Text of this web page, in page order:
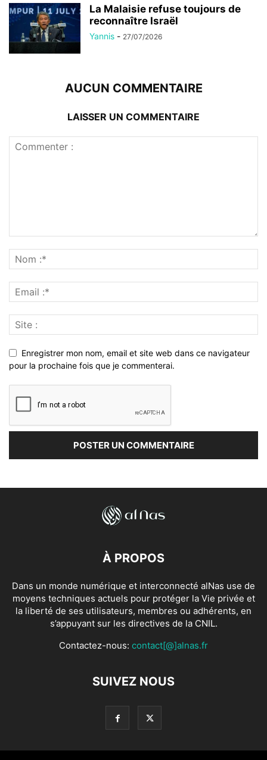
La Malaisie refuse toujours de
reconnaître Israël
Yannis - 27/07/2026
AUCUN COMMENTAIRE
LAISSER UN COMMENTAIRE
Enregistrer mon nom, email et site web dans ce navigateur
pour la prochaine fois que je commenterai.
À PROPOS
Dans un monde numérique et interconnecté alNas use de
moyens techniques actuels pour protéger la Vie privée et
la liberté de ses utilisateurs, membres ou adhérents, en
s’appuyant sur les directives de la CNIL.
Contactez-nous: contact[@]alnas.fr
SUIVEZ NOUS